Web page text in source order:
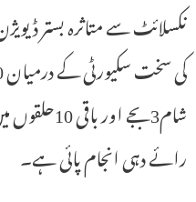
نکسلائٹ سے متاثرہ بستر
رائے دہی انجام پائی ہے۔